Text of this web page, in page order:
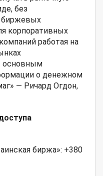
без
биржевых
корпоративных
работая на
основным
о денежном
— Ричард Огдон,
биржа»: +380